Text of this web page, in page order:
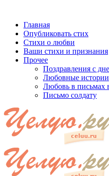
Главная
Опубликовать стих
Стихи о любви
Ваши стихи и признания
Прочее
Поздравления с
Любовные истории
Любовь в письмах
Письмо солдату